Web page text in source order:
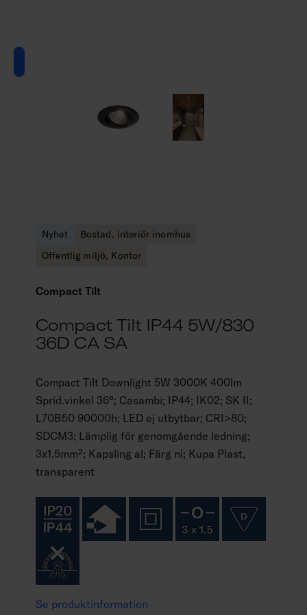
Nyhet
Bostad, interiör inomhus
Offentlig miljö, Kontor
Compact Tilt
Compact Tilt IP44 5W/830
36D CA SA
Compact Tilt Downlight 5W 3000K 400lm
Sprid.vinkel 36°; Casambi; IP44; IK02; SK II;
L70B50 90000h; LED ej utbytbar; CRI>80;
SDCM3; Lämplig för genomgående ledning;
3x1.5mm²; Kapsling al; Färg ni; Kupa Plast,
transparent
Se produktinformation